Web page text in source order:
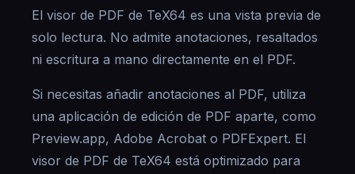
El visor de PDF de TeX64 es una vista previa de
solo lectura. No admite anotaciones, resaltados
ni escritura a mano directamente en el PDF.
Si necesitas añadir anotaciones al PDF, utiliza
una aplicación de edición de PDF aparte, como
Preview.app, Adobe Acrobat o PDFExpert. El
visor de PDF de TeX64 está optimizado para